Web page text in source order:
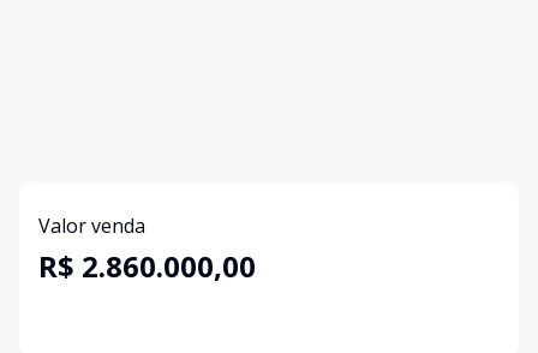
Valor venda
R$ 2.860.000,00